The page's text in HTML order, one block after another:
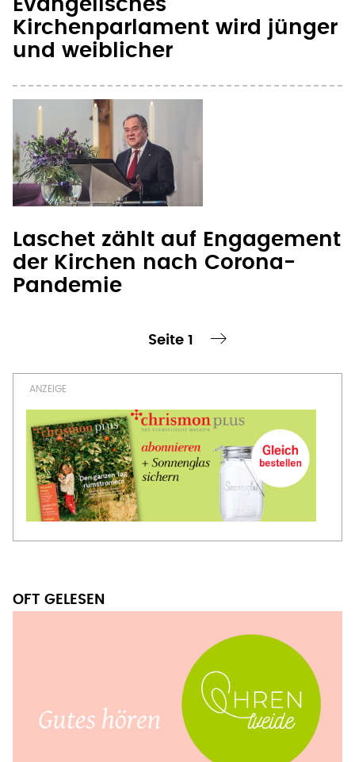
Laschet zählt auf Engagement
der Kirchen nach Corona-
Pandemie
Seitennummerierung
Seite 1
Seite nächste Seite ›
OFT GELESEN
OHRENWEIDE